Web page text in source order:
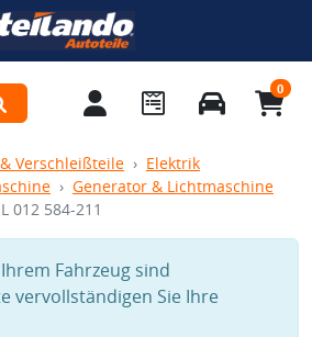
0
Verschleißteile
Elektrik
Generator & Lichtmaschine
012 584-211
Fahrzeug sind
vervollständigen Sie Ihre